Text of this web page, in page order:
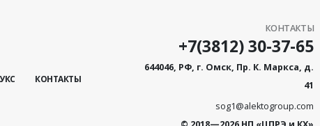
КОНТАКТЫ
КОНТАКТЫ
+7(3812) 30-37-65
644046, РФ, г. Омск, Пр. К. Маркса, д.
41
sog1@alektogroup.com